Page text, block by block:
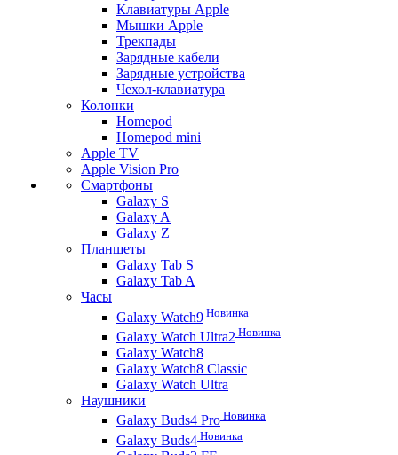
Клавиатуры Apple
Мышки Apple
Трекпады
Зарядные кабели
Зарядные устройства
Чехол-клавиатура
Колонки
Homepod
Homepod mini
Apple TV
Apple Vision Pro
Смартфоны
Galaxy S
Galaxy A
Galaxy Z
Планшеты
Galaxy Tab S
Galaxy Tab A
Часы
Galaxy Watch9 Новинка
Galaxy Watch Ultra2 Новинка
Galaxy Watch8
Galaxy Watch8 Classic
Galaxy Watch Ultra
Наушники
Galaxy Buds4 Pro Новинка
Galaxy Buds4 Новинка